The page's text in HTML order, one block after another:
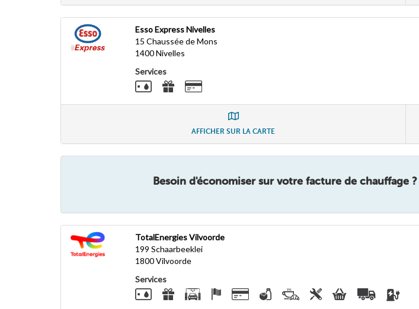
Esso Express Nivelles
15 Chaussée de Mons
1400Nivelles
Services
AFFICHER SUR LA CARTE
Besoin d'économiser sur votre facture de chauffage ?
TotalEnergies Vilvoorde
199 Schaarbeeklei
1800Vilvoorde
Services